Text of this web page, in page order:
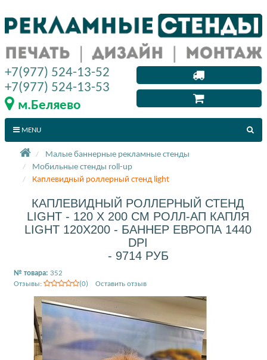
Малые баннерные рекламные стенды
Мобильные стенды roll-up
Каплевидный роллерный стенд light
КАПЛЕВИДНЫЙ РОЛЛЕРНЫЙ СТЕНД
LIGHT - 120 X 200 СМ РОЛЛ-АП КАПЛЯ
LIGHT 120X200 - БАННЕР ЕВРОПА 1440
DPI
- 9714 РУБ
№ товара: 352
Отзывы:
(0) Оставить отзыв
+7(977) 524-13-52
+7(977) 524-13-53
м.Беляево
MENU